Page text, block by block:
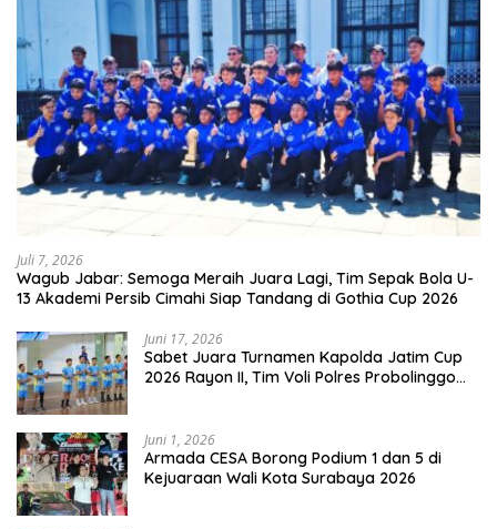
Juli 7, 2026
Wagub Jabar: Semoga Meraih Juara Lagi, Tim Sepak Bola U-
13 Akademi Persib Cimahi Siap Tandang di Gothia Cup 2026
Juni 17, 2026
Sabet Juara Turnamen Kapolda Jatim Cup
2026 Rayon II, Tim Voli Polres Probolinggo
Juni 1, 2026
Armada CESA Borong Podium 1 dan 5 di
Kejuaraan Wali Kota Surabaya 2026